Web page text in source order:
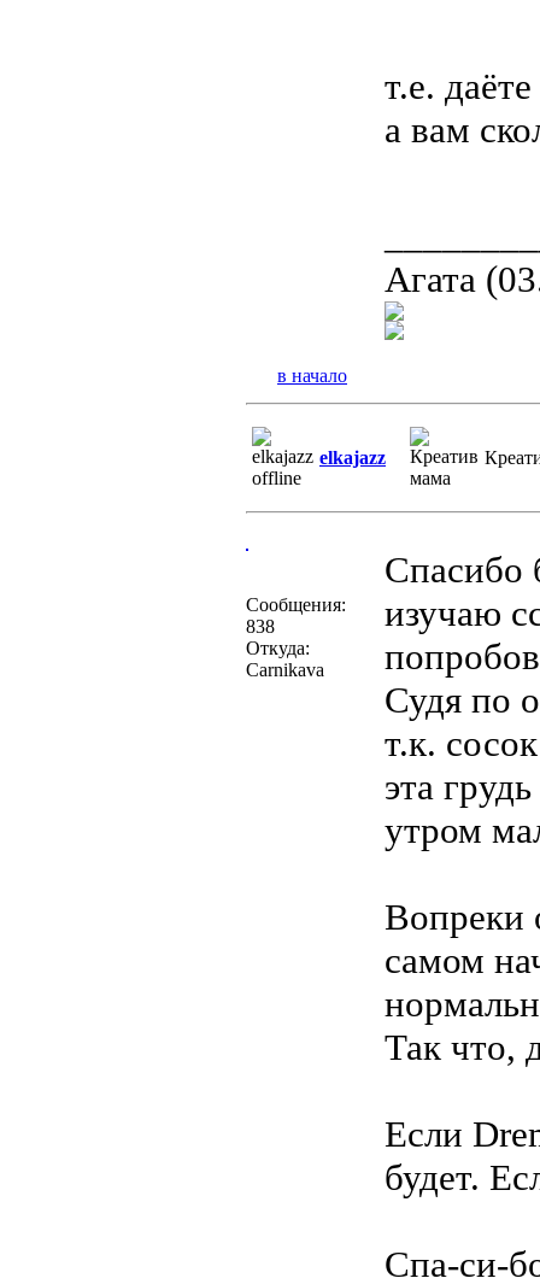
т.е.
а вам
Агата
в начало
elkajazz
Сообщения:
838
Откуда:
Carnikava
Спасибо
изучаю
Судя по
т.к.
эта
утром
Вопреки
самом
Так что,
Если
будет.
Спа-си-